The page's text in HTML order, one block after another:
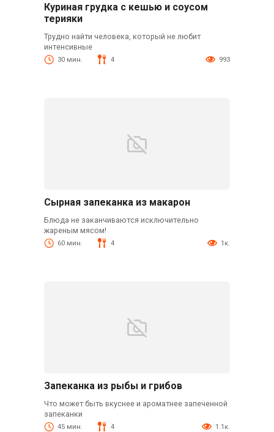
Куриная грудка с кешью и соусом
терияки
Трудно найти человека, который не любит
интенсивные
30 мин. 4 993
Сырная запеканка из макарон
Блюда не заканчиваются исключительно
жареным мясом!
60 мин. 4 1к.
Запеканка из рыбы и грибов
Что может быть вкуснее и ароматнее запеченной
запеканки
45 мин. 4 1.1к.